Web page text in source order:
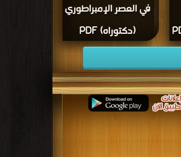
في العصر الإمبراطوري
(دكتوراه) PDF